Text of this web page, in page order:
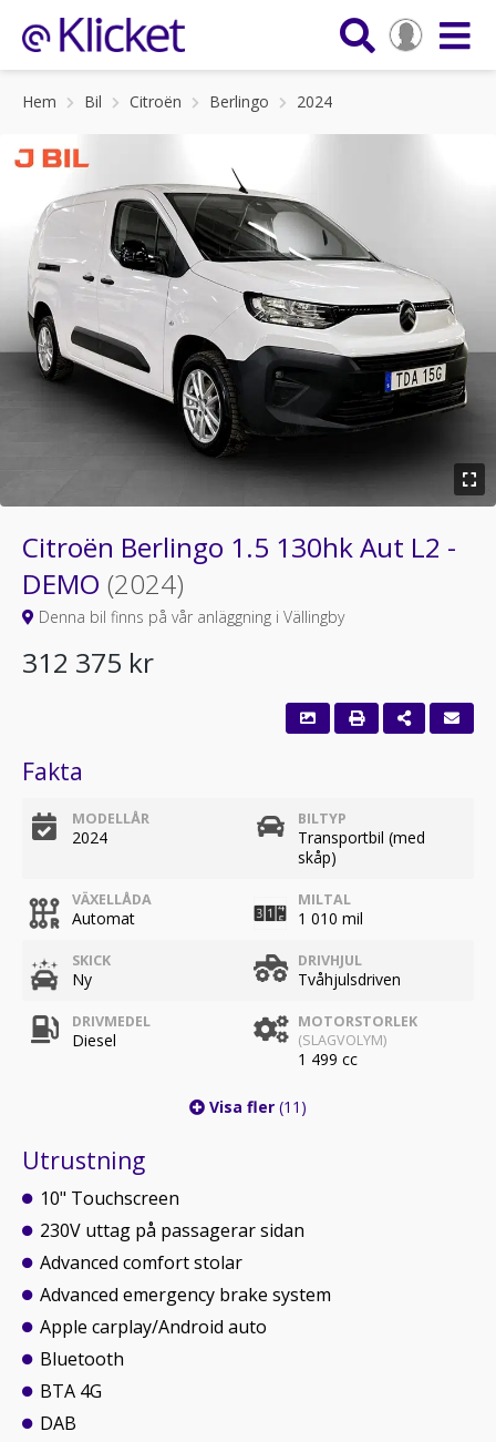
Hem Bil Citroën Berlingo 2024
Citroën Berlingo 1.5 130hk Aut L2 -
DEMO (2024)
Denna bil finns på vår anläggning i Vällingby
312 375 kr
Fakta
MODELLÅR
2024
BILTYP
Transportbil (med
skåp)
VÄXELLÅDA
Automat
MILTAL
1 010 mil
SKICK
Ny
DRIVHJUL
Tvåhjulsdriven
DRIVMEDEL
Diesel
MOTORSTORLEK
(SLAGVOLYM)
1 499 cc
Visa fler (11)
Utrustning
10" Touchscreen
230V uttag på passagerar sidan
Advanced comfort stolar
Advanced emergency brake system
Apple carplay/Android auto
Bluetooth
BTA 4G
DAB